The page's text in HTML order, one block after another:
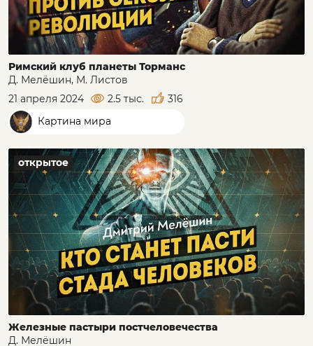
Римский клуб планеты Торманс
Д. Мелёшин, М. Листов
21 апреля 2024
2.5 тыс.
316
Картина мира
открытое
Железные пастыри постчеловечества
Д. Мелёшин